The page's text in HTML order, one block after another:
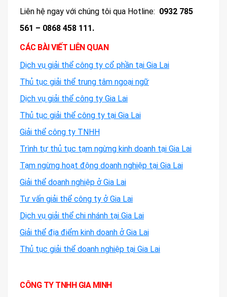
Liên hệ ngay với chúng tôi qua Hotline: 0932 785
561 – 0868 458 111.
CÁC BÀI VIẾT LIÊN QUAN
Dịch vụ giải thể công ty cổ phần tại Gia Lai
Thủ tục giải thể trung tâm ngoại ngữ
Dịch vụ giải thể công ty Gia Lai
Thủ tục giải thể công ty tại Gia Lai
Giải thể công ty TNHH
Trình tự thủ tục tạm ngừng kinh doanh tại Gia Lai
Tạm ngừng hoạt động doanh nghiệp tại Gia Lai
Giải thể doanh nghiệp ở Gia Lai
Tư vấn giải thể công ty ở Gia Lai
Dịch vụ giải thể chi nhánh tại Gia Lai
Giải thể địa điểm kinh doanh ở Gia Lai
Thủ tục giải thể doanh nghiệp tại Gia Lai
CÔNG TY TNHH GIA MINH